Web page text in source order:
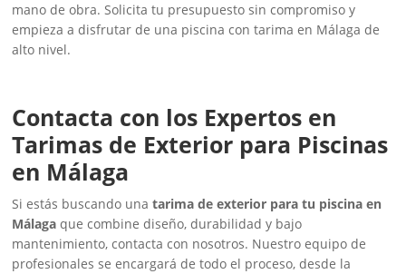
mano de obra. Solicita tu presupuesto sin compromiso y
empieza a disfrutar de una piscina con tarima en Málaga de
alto nivel.
Contacta con los Expertos en
Tarimas de Exterior para Piscinas
en Málaga
Si estás buscando unatarima de exterior para tu piscina en
Málaga que combine diseño, durabilidad y bajo
mantenimiento, contacta con nosotros. Nuestro equipo de
profesionales se encargará de todo el proceso, desde la